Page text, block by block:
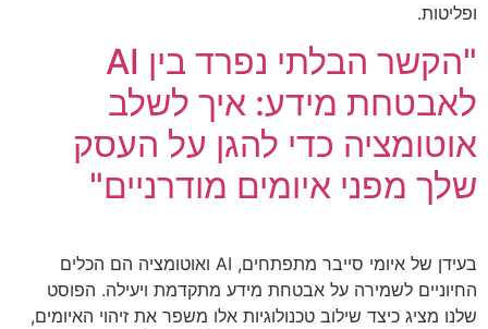
ופליטות.
"הקשר הבלתי נפרד בין AI
לאבטחת מידע: איך לשלב
אוטומציה כדי להגן על העסק
שלך מפני איומים מודרניים"
בעידן של איומי סייבר מתפתחים, AI ואוטומציה הם הכלים
החיוניים לשמירה על אבטחת מידע מתקדמת ויעילה. הפוסט
שלנו מציג כיצד שילוב טכנולוגיות אלו משפר את זיהוי האיומים,